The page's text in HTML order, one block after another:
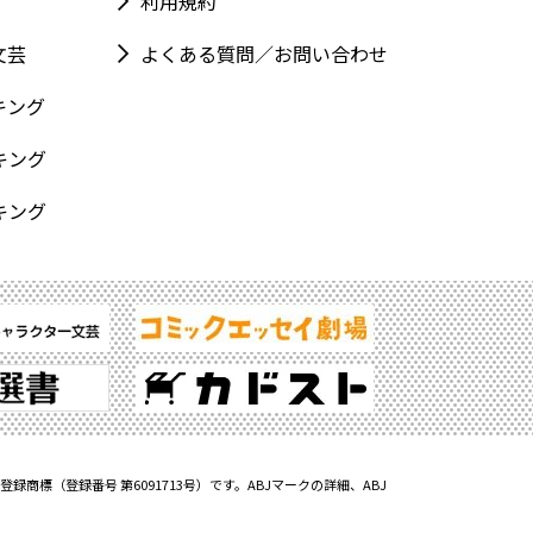
芸
ング
ング
ング
よくある質問／お問い合わせ
商標（登録番号 第6091713号）です。ABJマークの詳細、ABJ